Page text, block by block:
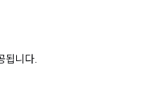
됩니다.